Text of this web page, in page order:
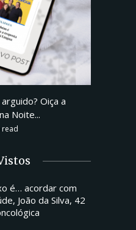
Oiça a
Noite...
read
é… acordar com
João da Silva, 42